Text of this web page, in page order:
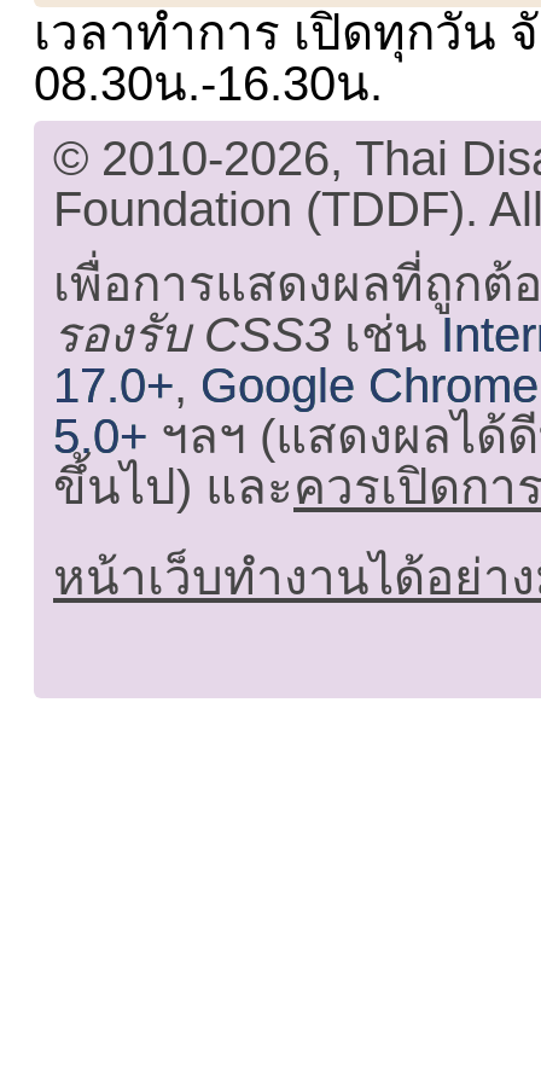
เวลาทำการ เปิดทุกวัน
08.30น.-16.30น.
© 2010-2026, Thai
Foundation (TDDF).
เพื่อการแสดงผลที่ถูกต้
รองรับ CSS3 เช่น
17.0+, Google
5.0+ ฯลฯ (แสดงผลได้
ขึ้นไป) และควรเปิดกา
หน้าเว็บทำงานได้อย่า